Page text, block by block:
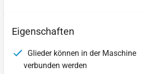
Eigenschaften
Glieder können in der Maschine
verbunden werden